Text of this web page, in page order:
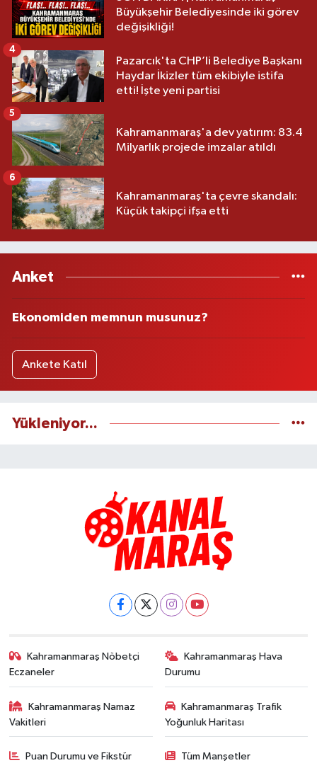
Büyükşehir Belediyesinde iki görev
değişikliği!
Pazarcık'ta CHP’li Belediye Başkanı
Haydar İkizler tüm ekibiyle istifa
etti! İşte yeni partisi
4
Kahramanmaraş'a dev yatırım: 83.4
Milyarlık projede imzalar atıldı
5
Kahramanmaraş'ta çevre skandalı:
Küçük takipçi ifşa etti
6
Anket
Ekonomiden memnun musunuz?
Ankete Katıl
Yükleniyor...
Kahramanmaraş Nöbetçi
Eczaneler
Kahramanmaraş Hava
Durumu
Kahramanmaraş Namaz
Vakitleri
Kahramanmaraş Trafik
Yoğunluk Haritası
Puan Durumu ve Fikstür Tüm Manşetler